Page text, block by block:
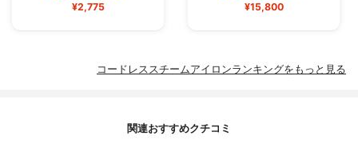
¥2,775 ¥15,800
コードレススチームアイロンランキングをもっと見る
関連おすすめクチコミ